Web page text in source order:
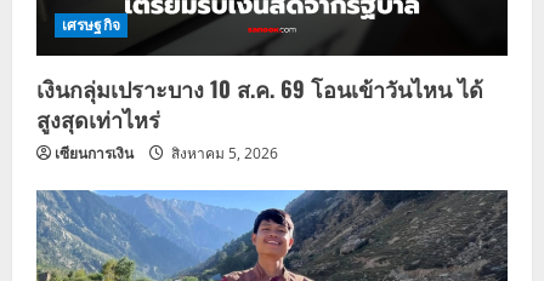
เศรษฐกิจ
เงินกลุ่มเปราะบาง 10 ส.ค. 69 โอนเข้าวันไหน ได้
สูงสุดเท่าไหร่
เซียนการเงิน สิงหาคม 5, 2026